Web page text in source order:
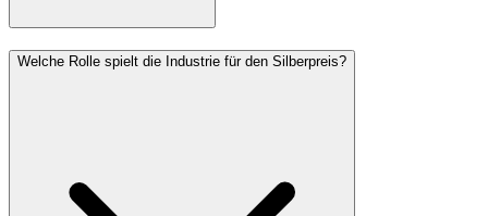
Welche Rolle spielt die Industrie für den Silberpreis?